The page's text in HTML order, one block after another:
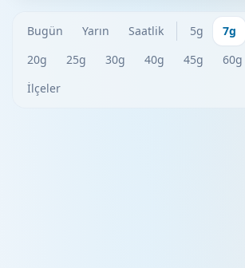
Bugün Yarın Saatlik 5g 7g
20g
25g 30g 40g 45g 60g
İlçeler